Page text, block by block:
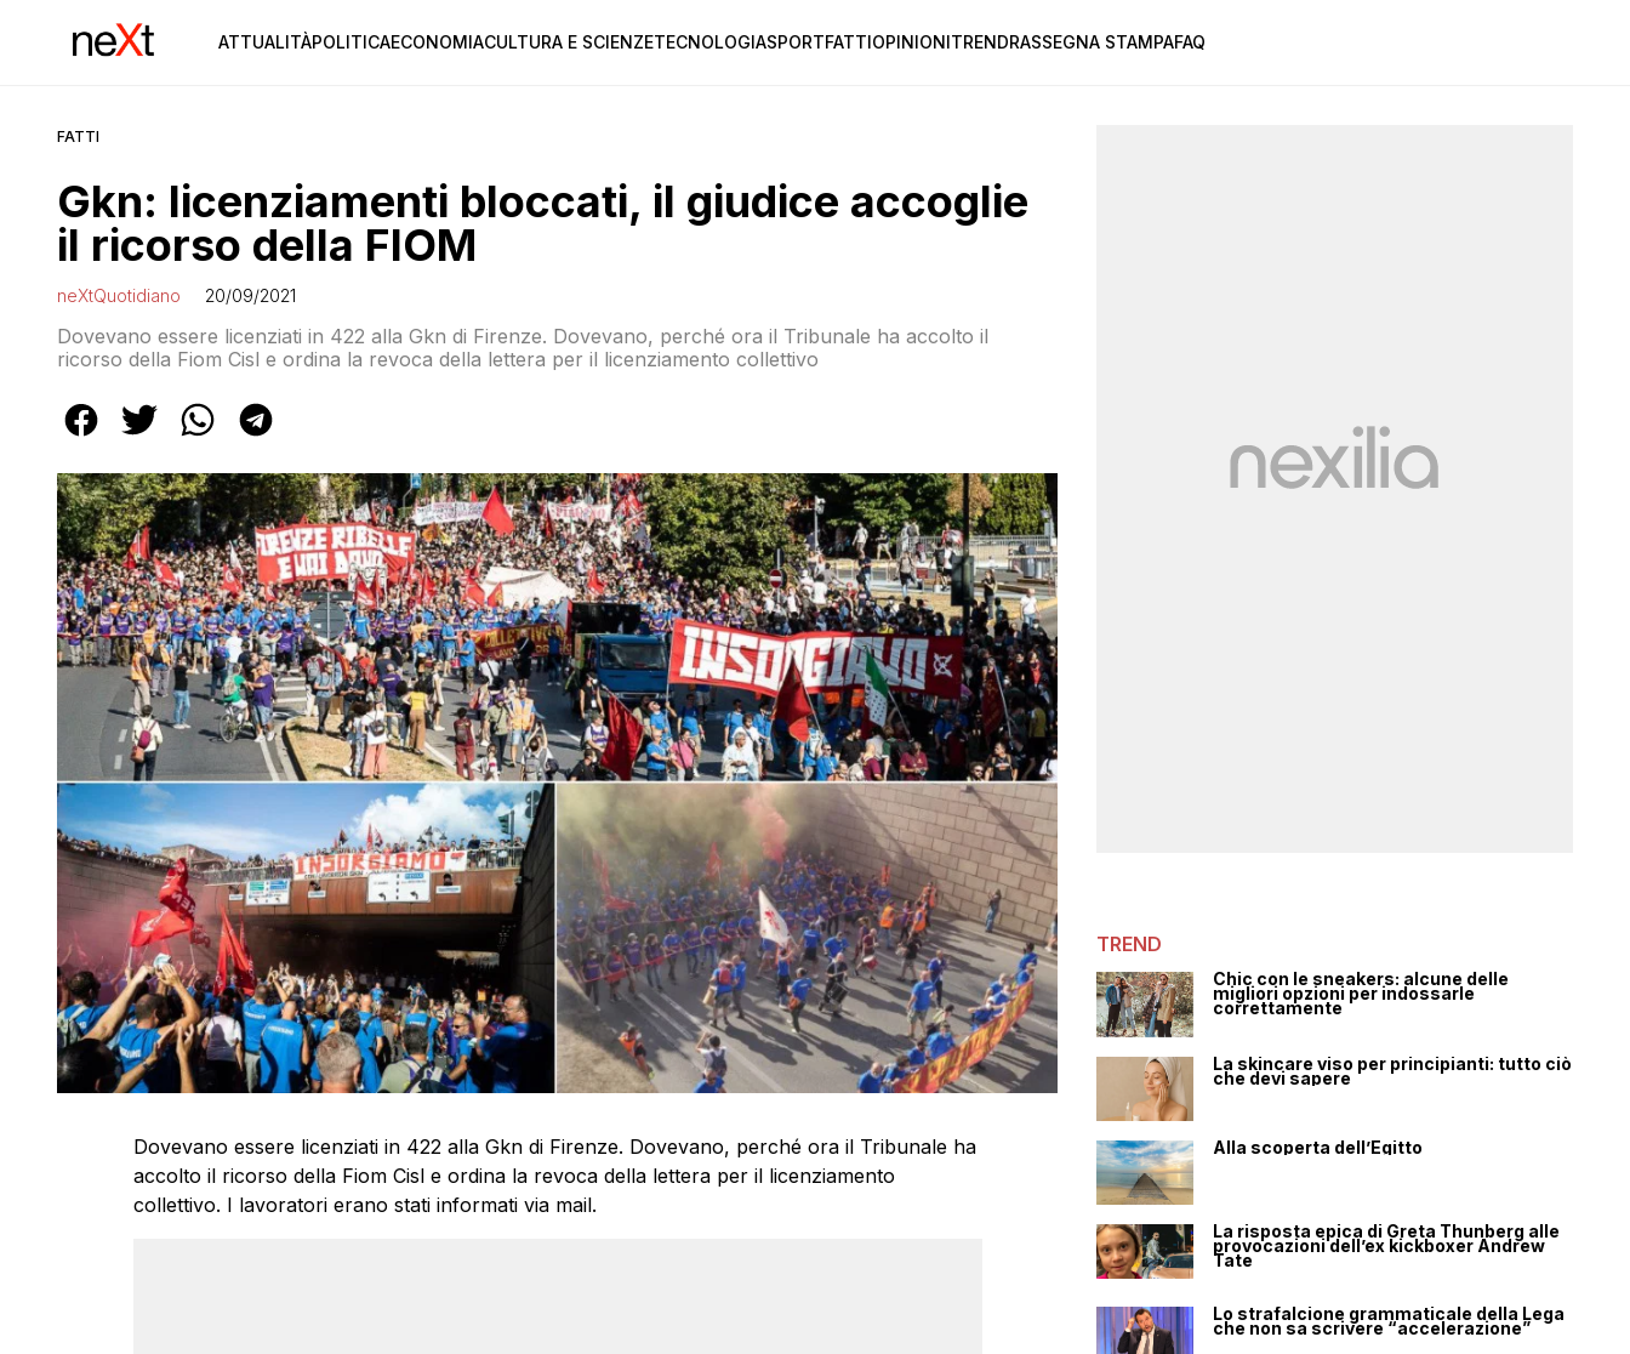
ATTUALITÀPOLITICAECONOMIACULTURA E SCIENZETECNOLOGIASPORTFATTIOPINIONITRENDRASSEGNA STAMPAFAQ
FATTI
Gkn: licenziamenti bloccati, il giudice accoglie
il ricorso della FIOM
neXtQuotidiano 20/09/2021
Dovevano essere licenziati in 422 alla Gkn di Firenze. Dovevano, perché ora il Tribunale ha accolto il
ricorso della Fiom Cisl e ordina la revoca della lettera per il licenziamento collettivo
Dovevano essere licenziati in 422 alla Gkn di Firenze. Dovevano, perché ora il Tribunale ha
accolto il ricorso della Fiom Cisl e ordina la revoca della lettera per il licenziamento
collettivo. I lavoratori erano stati informati via mail.
TREND
Chic con le sneakers: alcune delle
migliori opzioni per indossarle
correttamente
La skincare viso per principianti: tutto ciò
che devi sapere
Alla scoperta dell’Egitto
La risposta epica di Greta Thunberg alle
provocazioni dell’ex kickboxer Andrew
Tate
Lo strafalcione grammaticale della Lega
che non sa scrivere “accelerazione”